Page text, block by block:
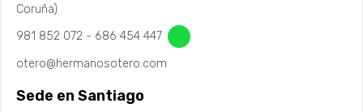
Coruña)
981 852 072 - 686 454 447
otero@hermanosotero.com
Sede en Santiago